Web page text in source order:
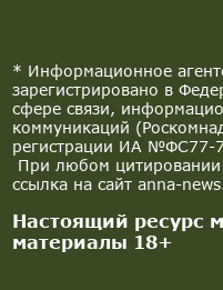
* Информационное
зарегистрировано в
сфере связи,
коммуникаций
регистрации ИА №ФС77-
При любом цитировании
ссылка на сайт anna-
Настоящий ресурс
материалы 18+